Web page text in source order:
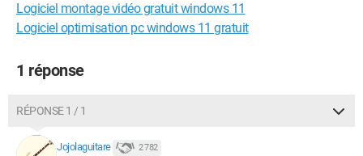
Logiciel montage vidéo gratuit windows 11
Logiciel optimisation pc windows 11 gratuit
1 réponse
RÉPONSE 1 / 1
Jojolaguitare 2 782